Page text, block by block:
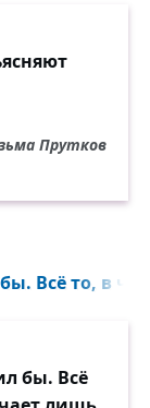
Прутков
Всё то, в
бы. Всё